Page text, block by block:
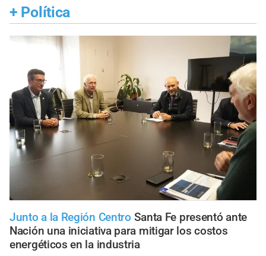
+ Política
Junto a la Región Centro Santa Fe presentó ante
Nación una iniciativa para mitigar los costos
energéticos en la industria